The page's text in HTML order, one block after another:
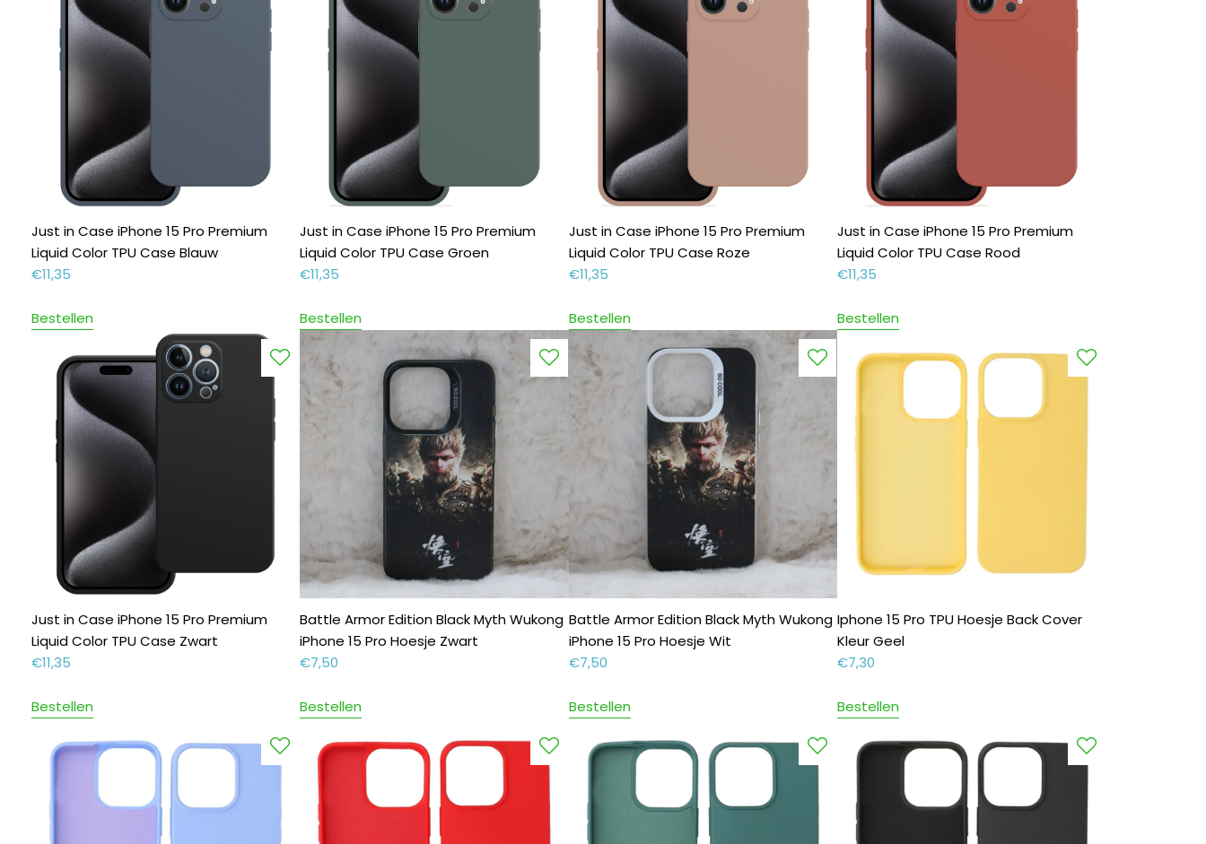
Just in Case iPhone 15 Pro Premium
Liquid Color TPU Case Blauw
€11,35
Bestellen
Just in Case iPhone 15 Pro Premium
Liquid Color TPU Case Groen
€11,35
Bestellen
Just in Case iPhone 15 Pro Premium
Liquid Color TPU Case Roze
€11,35
Bestellen
Just in Case iPhone 15 Pro Premium
Liquid Color TPU Case Rood
€11,35
Bestellen
Just in Case iPhone 15 Pro Premium
Liquid Color TPU Case Zwart
€11,35
Bestellen
Battle Armor Edition Black Myth Wukong
iPhone 15 Pro Hoesje Zwart
€7,50
Bestellen
Battle Armor Edition Black Myth Wukong
iPhone 15 Pro Hoesje Wit
€7,50
Bestellen
Iphone 15 Pro TPU Hoesje Back Cover
Kleur Geel
€7,30
Bestellen